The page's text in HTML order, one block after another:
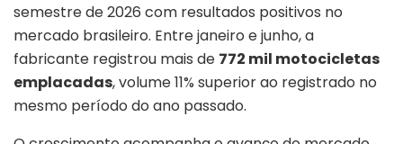
semestre de 2026 com resultados positivos no
mercado brasileiro. Entre janeiro e junho, a
fabricante registrou mais de 772 mil motocicletas
emplacadas, volume 11% superior ao registrado no
mesmo período do ano passado.